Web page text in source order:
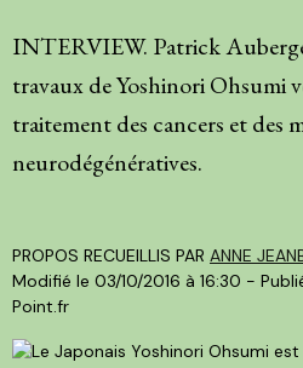
INTERVIEW. Patrick
travaux de Yoshinori Ohsumi
traitement des cancers et des
neurodégénératives.
PROPOS RECUEILLIS PAR ANNE
Modifié le 03/10/2016 à 16:30 -
Point.fr